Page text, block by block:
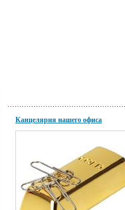
Канцелярия нашего офиса